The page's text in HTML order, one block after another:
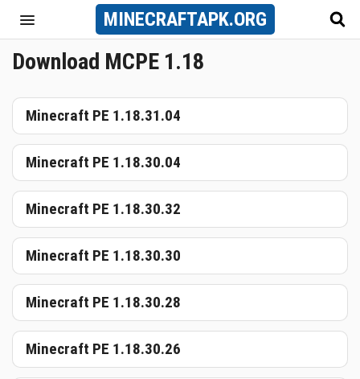
MINECRAFTAPK.ORG
Download MCPE 1.18
Minecraft PE 1.18.31.04
Minecraft PE 1.18.30.04
Minecraft PE 1.18.30.32
Minecraft PE 1.18.30.30
Minecraft PE 1.18.30.28
Minecraft PE 1.18.30.26